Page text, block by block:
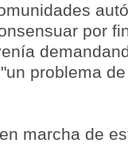
por
problema
marcha de